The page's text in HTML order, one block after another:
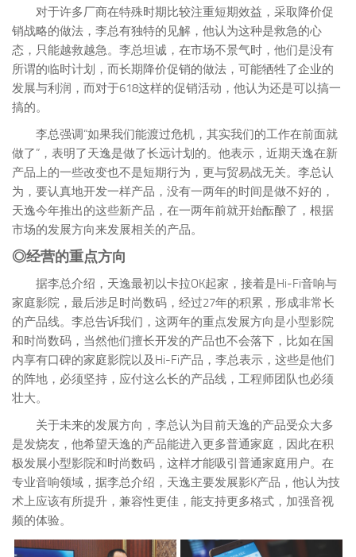
对于许多厂商在特殊时期比较注重短期效益，采取降价促
销战略的做法，李总有独特的见解，他认为这种是救急的心
态，只能越救越急。李总坦诚，在市场不景气时，他们是没有
所谓的临时计划，而长期降价促销的做法，可能牺牲了企业的
发展与利润，而对于618这样的促销活动，他认为还是可以搞一
搞的。
李总强调“如果我们能渡过危机，其实我们的工作在前面就
做了”，表明了天逸是做了长远计划的。他表示，近期天逸在新
产品上的一些改变也不是短期行为，更与贸易战无关。李总认
为，要认真地开发一样产品，没有一两年的时间是做不好的，
天逸今年推出的这些新产品，在一两年前就开始酝酿了，根据
市场的发展方向来发展相关的产品。
◎经营的重点方向
据李总介绍，天逸最初以卡拉OK起家，接着是Hi-Fi音响与
家庭影院，最后涉足时尚数码，经过27年的积累，形成非常长
的产品线。李总告诉我们，这两年的重点发展方向是小型影院
和时尚数码，当然他们擅长开发的产品也不会落下，比如在国
内享有口碑的家庭影院以及Hi-Fi产品，李总表示，这些是他们
的阵地，必须坚持，应付这么长的产品线，工程师团队也必须
壮大。
关于未来的发展方向，李总认为目前天逸的产品受众大多
是发烧友，他希望天逸的产品能进入更多普通家庭，因此在积
极发展小型影院和时尚数码，这样才能吸引普通家庭用户。在
专业音响领域，据李总介绍，天逸主要发展影K产品，他认为技
术上应该有所提升，兼容性更佳，能支持更多格式，加强音视
频的体验。